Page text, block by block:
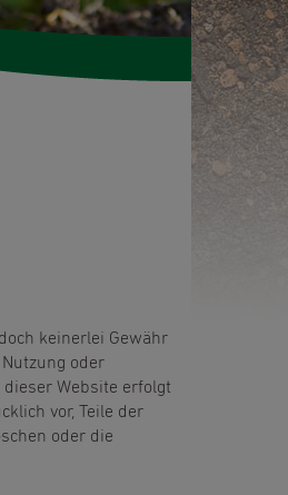
keinerlei Gewähr
oder
Website erfolgt
vor, Teile der
oder die